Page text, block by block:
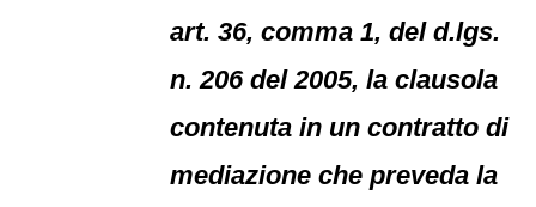
art. 36, comma 1, del d.lgs.
n. 206 del 2005, la clausola
contenuta in un contratto di
mediazione che preveda la